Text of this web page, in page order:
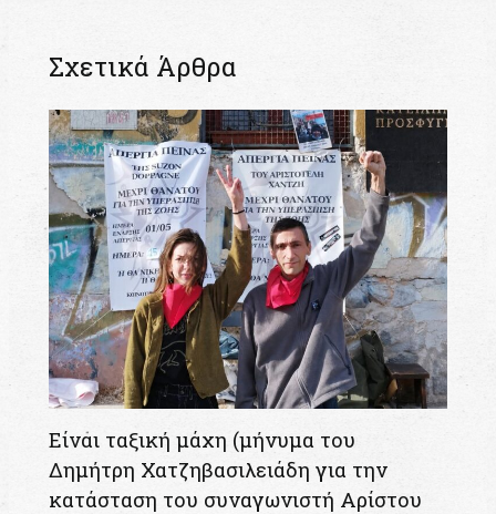
Σχετικά Άρθρα
Είναι ταξική μάχη (μήνυμα του
Δημήτρη Χατζηβασιλειάδη για την
κατάσταση του συναγωνιστή Αρίστου